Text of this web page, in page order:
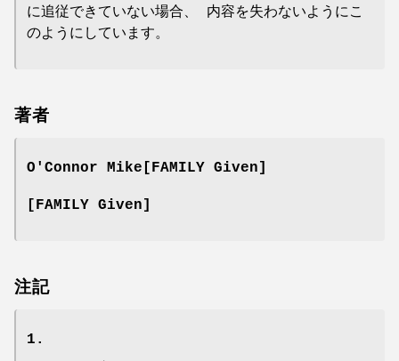
に追従できていない場合、 内容を失わないようにこ
のようにしています。
著者
O'Connor Mike[FAMILY Given]
[FAMILY Given]
注記
1.